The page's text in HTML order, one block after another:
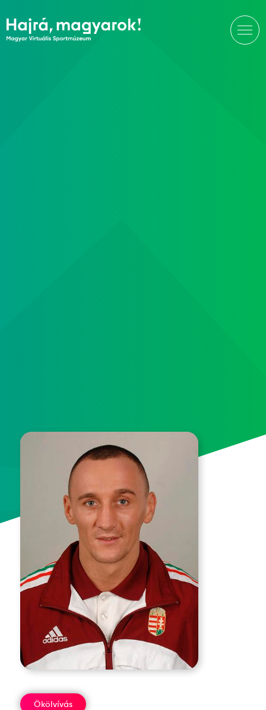
Ökölvívás